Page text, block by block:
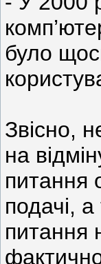
було
Звісно,
на
питання
подачі,
питання